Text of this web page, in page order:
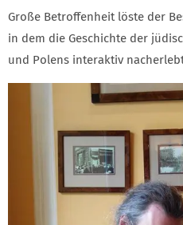
Große Betroffenheit löste der
in dem die Geschichte der
und Polens interaktiv